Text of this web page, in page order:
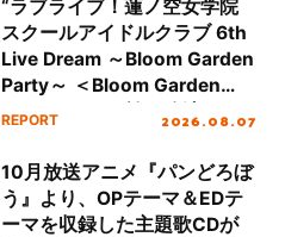
“ラブライブ！蓮ノ空女学院
スクールアイドルクラブ 6th
Live Dream ～Bloom Garden
Party～ ＜Bloom Garden
Party Stage／埼玉公演＞”
REPORT 2026.08.07
10月放送アニメ『パンどろぼ
う』より、OPテーマ＆EDテ
ーマを収録した主題歌CDが